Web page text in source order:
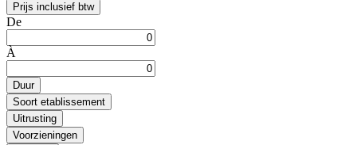
Prijs inclusief btw
De
À
Duur
Soort etablissement
Uitrusting
Voorzieningen